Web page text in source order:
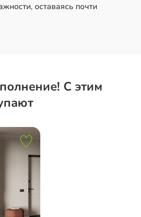
оставаясь почти
С этим